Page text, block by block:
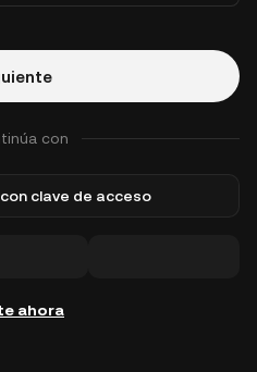
con
clave de acceso
ahora